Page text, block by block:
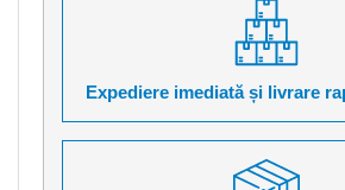
Expediere imediată și livrare